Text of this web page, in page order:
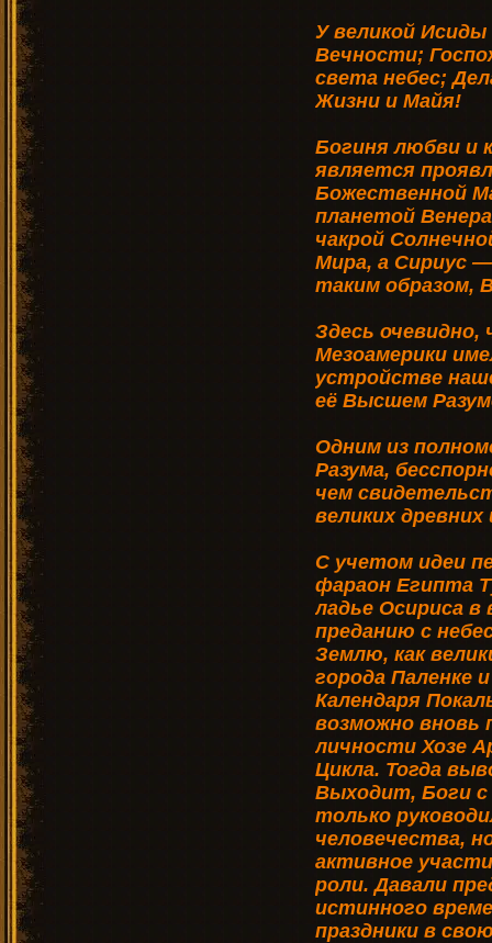
У великой
Вечности;
света небес;
Жизни и Майя!
Богиня любви и
является
Божественной
планетой
чакрой
Мира, а Сириус —
таким образом,
Здесь
Мезоамерики
устройстве
её Выс­шем
Одним из
Разума,
чем
великих
С учетом идеи
фараон Египта
ладье Осириса в
преданию с
Землю, как
города Паленке
Календаря
возможно вновь
личности Хозе
Цикла. Тогда
Выходит, Боги с
только
человечества,
активное
роли. Давали
истинного
праздники в